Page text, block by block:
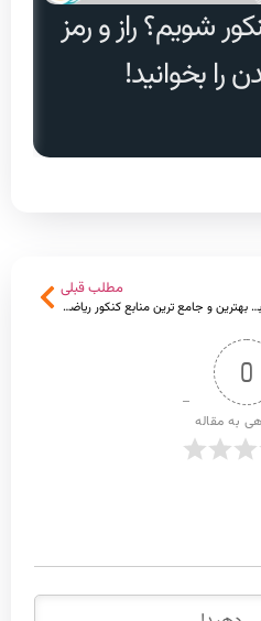
شویم؟ راز و رمز
را بخوانید!
روش های برنامه ریزی درسی که باید بدونی + پادکست و هدیه
مطلب قبلی
بهترین و جامع ترین منابع کنکور ریاضی ۱۴۰۳
0
به مقاله